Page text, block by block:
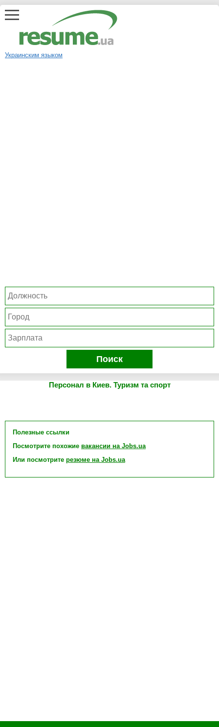
Украинским языком
Поиск
Персонал в Киев. Туризм та спорт
Полезные ссылки
Посмотрите похожие вакансии на Jobs.ua
Или посмотрите резюме на Jobs.ua